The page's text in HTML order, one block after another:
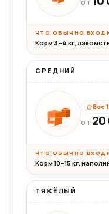
ОТ
ЧТО ОБЫЧНО
Корм 3–4 кг,
СРЕДНИЙ
20кг
Вес
ОТ 20
ЧТО ОБЫЧНО
Корм 10–15 кг,
ТЯЖЁЛЫЙ